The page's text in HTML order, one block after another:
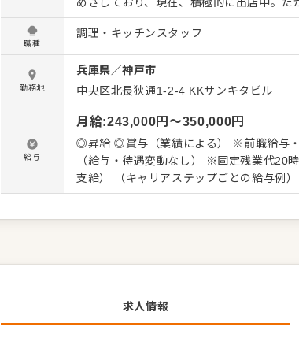
魅力です。 【チェーン店でのアルバイト経験も歓迎！】 これまで大手チェーン店で働いたこと
がある方なら、即戦力として採用します。
ってきたお客様への誠実な接客経験を活
さい。まじめにコツコツと業務に向き合っ
る職場です。 ▼▼仕事内容▼▼ ◎充実の研修制度あり 入社後は、研修店舗で45日間の導入研
修を実施。実践を交えながら、ハンバー
マネジメントの基礎を学べるので、配属さ
経験スタートの方でも安心です。 研修後、配属へ。オペレーションはしっかりとマニュアル化
されており、基本を身に付ければ、あと
は、店長をめざすことはもちろん、店舗運
の道も開かれています。
職種
調理・キッチンスタッフ
勤務地
兵庫県／神戸市
中央区北長狭通1-2-4 KKサンキタビル
給与
月給:243,000円〜350,000円
◎昇給 ◎賞与（業績による） ※前職給与
（給与・待遇変動なし） ※固定残業代20
支給） （キャリアステップごとの給与例） ◎店長までは進捗に応じて毎月昇進チャンスあり
アシスタントマネージャー：月給26万円
万円～ スーパーマネージャー：月給37万
求人情報